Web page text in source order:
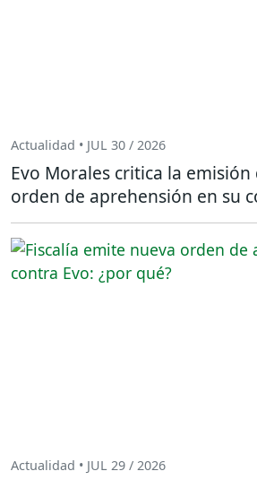
Actualidad • JUL 30 / 2026
Evo Morales critica la
orden de aprehensión en su
Actualidad • JUL 29 / 2026